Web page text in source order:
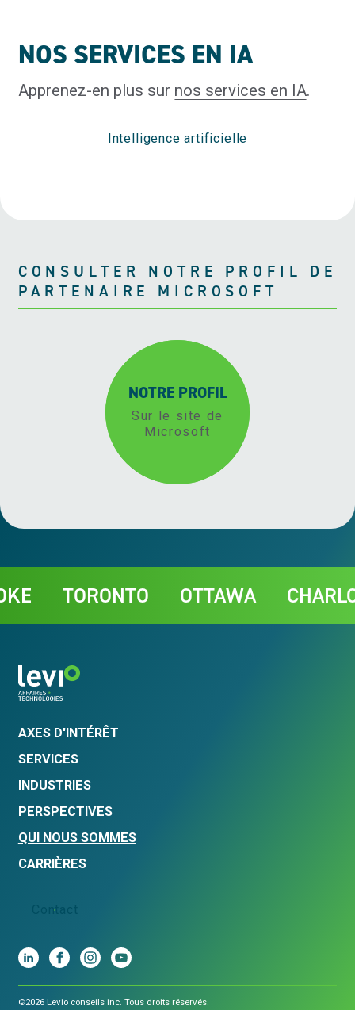
NOS SERVICES EN IA
Apprenez-en plus sur nos services en IA.
Intelligence artificielle
CONSULTER NOTRE PROFIL DE
PARTENAIRE MICROSOFT
NOTRE PROFIL
Sur le site de
Microsoft
TORONTO OTTAWA
AXES D'INTÉRÊT
SERVICES
INDUSTRIES
PERSPECTIVES
QUI NOUS SOMMES
CARRIÈRES
Contact
©2026 Levio conseils inc. Tous droits réservés.